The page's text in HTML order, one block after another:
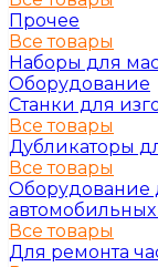
Прочее
Все товары
Наборы для
Оборудование
Станки для
Все товары
Дубликаторы
Все товары
Оборудование
Все товары
Для ремонта